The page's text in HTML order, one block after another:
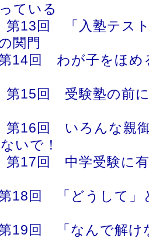
ている
第13回 「入塾テス
関門
14回 わが子をほめ
第15回 受験塾の前
第16回 いろんな親
いで！
第17回 中学受験に
18回 「どうして」
19回 「なんで解け